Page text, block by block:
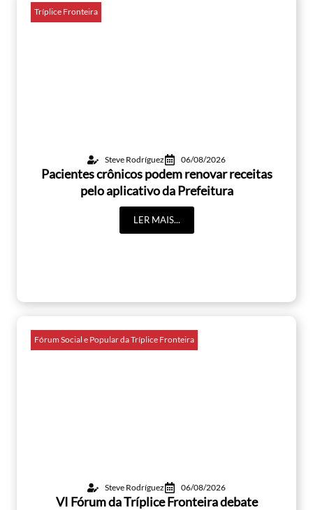
Tríplice Fronteira
Steve Rodríguez 06/08/2026
Pacientes crônicos podem renovar receitas
pelo aplicativo da Prefeitura
LER MAIS...
Fórum Social e Popular da Tríplice Fronteira
Steve Rodríguez 06/08/2026
VI Fórum da Tríplice Fronteira debate